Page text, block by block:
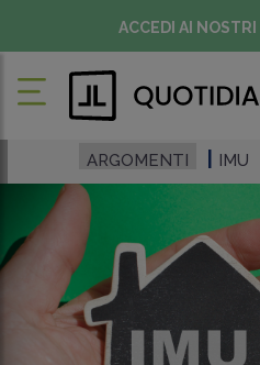
ACCEDI AI NOSTRI
ARGOMENTI IMU